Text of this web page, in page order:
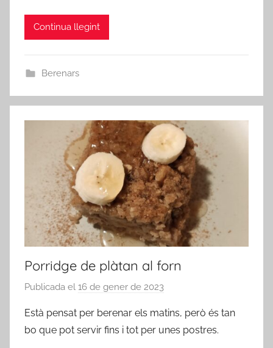
Continua llegint
Berenars
Porridge de plàtan al forn
Publicada el 16 de gener de 2023
r
a
Està pensat per berenar els matins, però és tan
bo que pot servir fins i tot per unes postres.